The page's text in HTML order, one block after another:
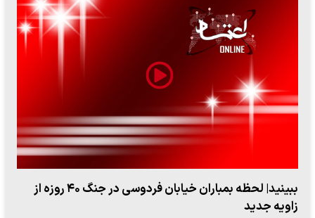
ببینید| ویدئویی جدید از لحظه زلزله ۷.۱ ریشتری
"کوماموتو" ژاپن ۹ روز…